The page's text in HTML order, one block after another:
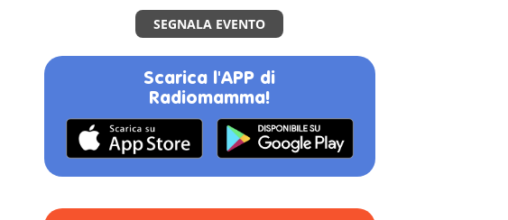
SEGNALA EVENTO
Scarica l'APP di
Radiomamma!